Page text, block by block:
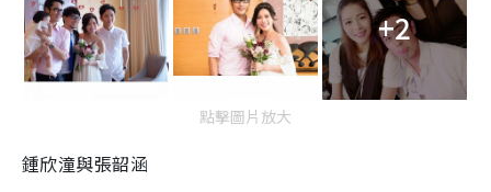
+2
點擊圖片放大
鍾欣潼與張韶涵